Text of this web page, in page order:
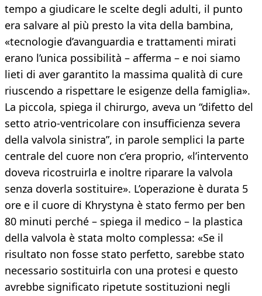
tempo a giudicare le scelte degli adulti, il punto
era salvare al più presto la vita della bambina,
«tecnologie d’avanguardia e trattamenti mirati
erano l’unica possibilità – afferma – e noi siamo
lieti di aver garantito la massima qualità di cure
riuscendo a rispettare le esigenze della famiglia».
La piccola, spiega il chirurgo, aveva un “difetto del
setto atrio-ventricolare con insufficienza severa
della valvola sinistra”, in parole semplici la parte
centrale del cuore non c’era proprio, «l’intervento
doveva ricostruirla e inoltre riparare la valvola
senza doverla sostituire». L’operazione è durata 5
ore e il cuore di Khrystyna è stato fermo per ben
80 minuti perché – spiega il medico – la plastica
della valvola è stata molto complessa: «Se il
risultato non fosse stato perfetto, sarebbe stato
necessario sostituirla con una protesi e questo
avrebbe significato ripetute sostituzioni negli